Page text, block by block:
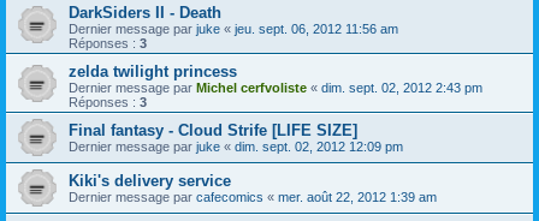
DarkSiders II - Death
Dernier message par juke « jeu. sept. 06, 2012 11:56 am
Réponses : 3
zelda twilight princess
Dernier message par Michel cerfvoliste « dim. sept. 02, 2012 2:43 pm
Réponses : 3
Final fantasy - Cloud Strife [LIFE SIZE]
Dernier message par juke « dim. sept. 02, 2012 12:09 pm
Kiki's delivery service
Dernier message par cafecomics « mer. août 22, 2012 1:39 am